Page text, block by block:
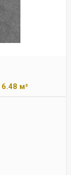
м²